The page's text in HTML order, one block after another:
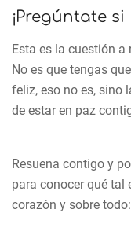
¡Pregúntate si
Esta es la cuestión a
No es que tengas
feliz, eso no es, sino
de estar en paz
Resuena contigo y
para conocer qué tal
corazón y sobre todo: